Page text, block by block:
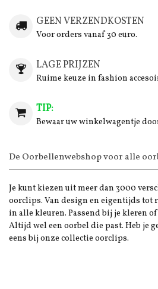
GEEN VERZENDKOSTEN
Voor orders vanaf 30 euro.
LAGE PRIJZEN
Ruime keuze in fashion
TIP:
Bewaar uw winkelwagentje
De Oorbellenwebshop voor alle
Je kunt kiezen uit meer dan 3000
oorclips. Van design en eigentijds tot
in alle kleuren. Passend bij je kleren
Altijd wel een oorbel die past. Heb je
eens bij onze collectie oorclips.